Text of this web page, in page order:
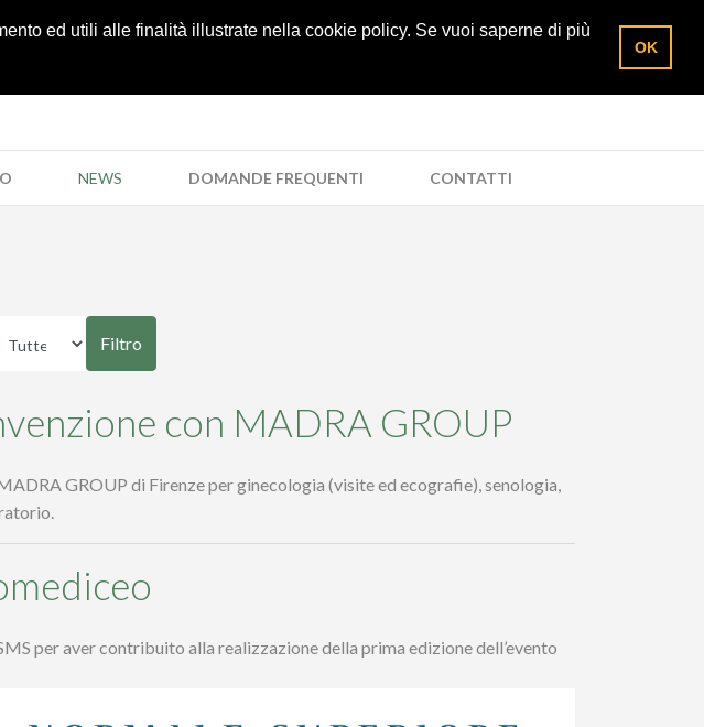
ed utili alle finalità illustrate nella cookie policy. Se vuoi saperne di più
OK
055/285961 Richiedi un preventivo Area socio
NEWS DOMANDE FREQUENTI CONTATTI
Filtro
con MADRA GROUP
GROUP di Firenze per ginecologia (visite ed ecografie), senologia,
per aver contribuito alla realizzazione della prima edizione dell’evento